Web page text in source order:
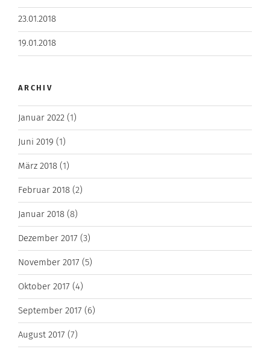
23.01.2018
19.01.2018
ARCHIV
Januar 2022 (1)
Juni 2019 (1)
März 2018 (1)
Februar 2018 (2)
Januar 2018 (8)
Dezember 2017 (3)
November 2017 (5)
Oktober 2017 (4)
September 2017 (6)
August 2017 (7)